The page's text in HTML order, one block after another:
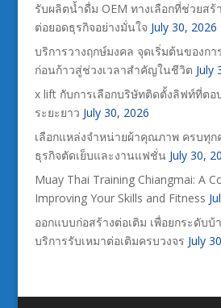
รับผลิตน้ำดื่ม OEM ทางเลือกที่ช่วยสร้
ต่อยอดธุรกิจอย่างมั่นใจ July 30, 2026
บริการวางฤกษ์มงคล จุดเริ่มต้นของกา
ก่อนก้าวสู่ช่วงเวลาสำคัญในชีวิต July
x lift กับการเลือกบริษัทติดตั้งลิฟท์ที่ตอ
ระยะยาว July 30, 2026
เลือกแหล่งจำหน่ายผ้าคุณภาพ ครบทุก
ธุรกิจตัดเย็บและงานแฟชั่น July 30,
Muay Thai Training Chiangmai: A
Improving Your Skills and Fitness
ออกแบบก่อสร้างต่อเติม เพื่อยกระดับ
บริการรับเหมาต่อเติมครบวงจร July